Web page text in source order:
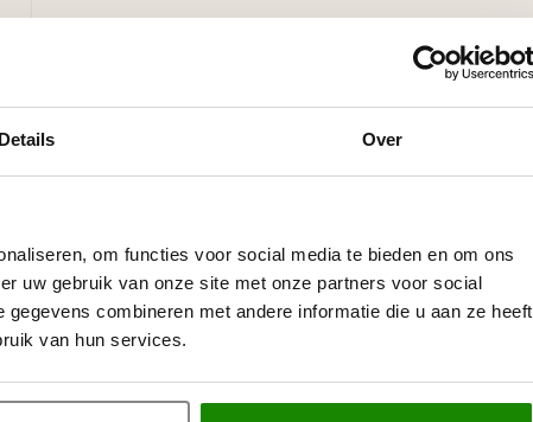
Details Over
om functies voor social media te bieden en om ons
uw gebruik van onze site met onze partners voor social
combineren met andere informatie die u aan ze heeft
van hun services.